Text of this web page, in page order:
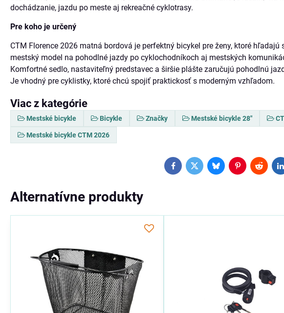
dochádzanie, jazdu po meste aj rekreačné cyklotrasy.
Pre koho je určený
CTM Florence 2026 matná bordová je perfektný bicykel pre ženy, ktoré hľadajú
mestský model na pohodlné jazdy po cyklochodníkoch aj mestských
Komfortné sedlo, nastaviteľný predstavec a širšie plášte zaručujú pohodlnú
Je vhodný pre cyklistky, ktoré chcú spojiť praktickosť s moderným vzhľadom.
Viac z kategórie
Mestské bicykle Bicykle Značky Mestské bicykle 28"
Mestské bicykle CTM 2026
FacebookTwitterBlueskyPinterestReddit
Alternatívne produkty